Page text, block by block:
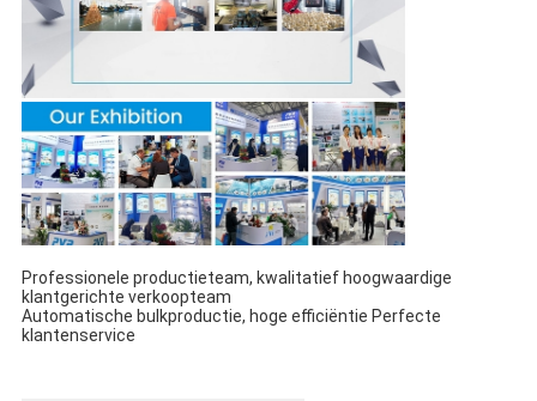
Professionele productieteam, kwalitatief hoogwaardige
klantgerichte verkoopteam
Automatische bulkproductie, hoge efficiëntie Perfecte
klantenservice